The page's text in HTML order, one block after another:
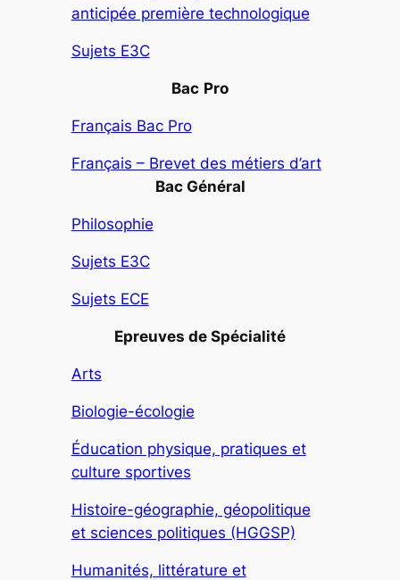
anticipée première technologique
Sujets E3C
Bac Pro
Français Bac Pro
Français – Brevet des métiers d’art
Bac Général
Philosophie
Sujets E3C
Sujets ECE
Epreuves de Spécialité
Arts
Biologie-écologie
Éducation physique, pratiques et
culture sportives
Histoire-géographie, géopolitique
et sciences politiques (HGGSP)
Humanités, littérature et